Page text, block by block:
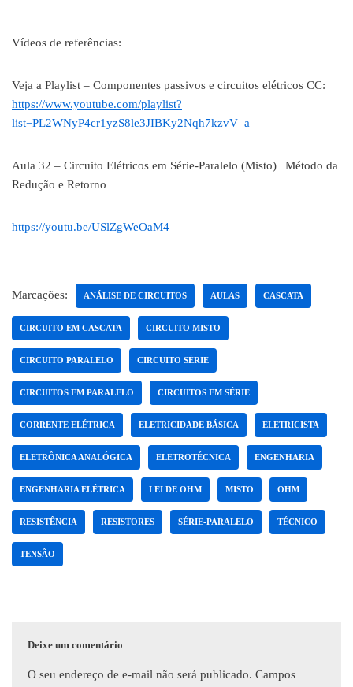
Vídeos de referências:
Veja a Playlist – Componentes passivos e circuitos elétricos CC:
https://www.youtube.com/playlist?
list=PL2WNyP4cr1yzS8le3JIBKy2Nqh7kzvV_a
Aula 32 – Circuito Elétricos em Série-Paralelo (Misto) | Método da
Redução e Retorno
https://youtu.be/USlZgWeOaM4
Marcações: ANÁLISE DE CIRCUITOS AULAS CASCATA
CIRCUITO EM CASCATA CIRCUITO MISTO
CIRCUITO PARALELO CIRCUITO SÉRIE
CIRCUITOS EM PARALELO CIRCUITOS EM SÉRIE
CORRENTE ELÉTRICA ELETRICIDADE BÁSICA ELETRICISTA
ELETRÔNICA ANALÓGICA ELETROTÉCNICA ENGENHARIA
ENGENHARIA ELÉTRICA LEI DE OHM MISTO OHM
RESISTÊNCIA RESISTORES SÉRIE-PARALELO TÉCNICO
TENSÃO
Deixe um comentário
O seu endereço de e-mail não será publicado. Campos